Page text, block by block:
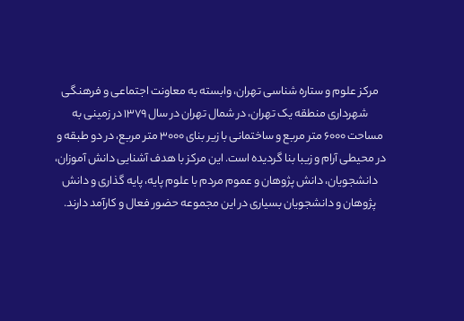
مرکز علوم و ستاره شناسی تهران، وابسته به معاونت اجتماعی و فرهنگی
شهرداری منطقه یک تهران، در شمال تهران در سال 1379 در زمینی به
مساحت 6000 متر مربع و ساختمانی با زیر بنای 3000 متر مربع، در دو طبقه و
در محیطی آرام و زیبا بنا گردیده است. این مرکز با هدف آشنایی دانش آموزان،
دانشجویان، دانش پژوهان و عموم مردم با علوم پایه، پایه گذاری و دانش
پژوهان و دانشجویان بسیاری در این مجموعه حضور فعال و کارآمد دارند.